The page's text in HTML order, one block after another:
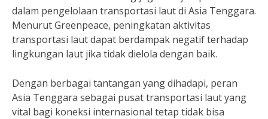
dalam pengelolaan transportasi laut di Asia Tenggara.
Menurut Greenpeace, peningkatan aktivitas
transportasi laut dapat berdampak negatif terhadap
lingkungan laut jika tidak dielola dengan baik.
Dengan berbagai tantangan yang dihadapi, peran
Asia Tenggara sebagai pusat transportasi laut yang
vital bagi koneksi internasional tetap tidak bisa